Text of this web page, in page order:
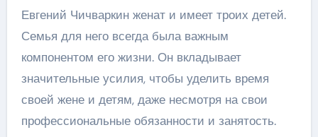
Евгений Чичваркин женат и имеет троих детей.
Семья для него всегда была важным
компонентом его жизни. Он вкладывает
значительные усилия, чтобы уделить время
своей жене и детям, даже несмотря на свои
профессиональные обязанности и занятость.